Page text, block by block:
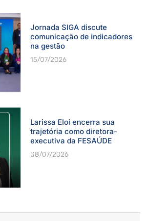
Jornada SIGA discute
comunicação de indicadores
na gestão
15/07/2026
Larissa Eloi encerra sua
trajetória como diretora-
executiva da FESAÚDE
08/07/2026